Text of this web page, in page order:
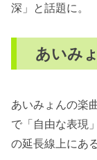
深」と話題に。
あいみ
あいみょんの楽
で「自由な表現
の延長線上にあ